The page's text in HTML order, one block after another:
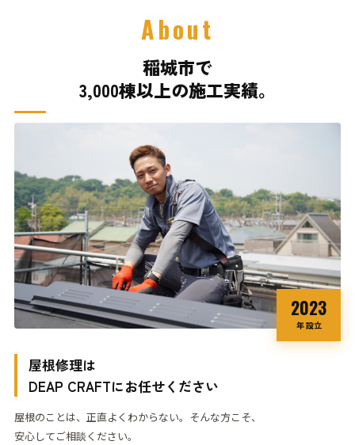
About
稲城市で
3,000棟以上の施工実績。
2023
年 設立
屋根修理は
DEAP CRAFTにお任せください
屋根のことは、正直よくわからない。そんな方こそ、
安心してご相談ください。